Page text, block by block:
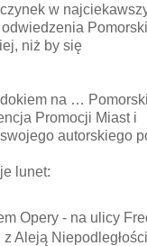
w
niż by się
na …
Promocji Miast i
autorskiego
lunet:
Opery - na ulicy
Aleją Niepodległości